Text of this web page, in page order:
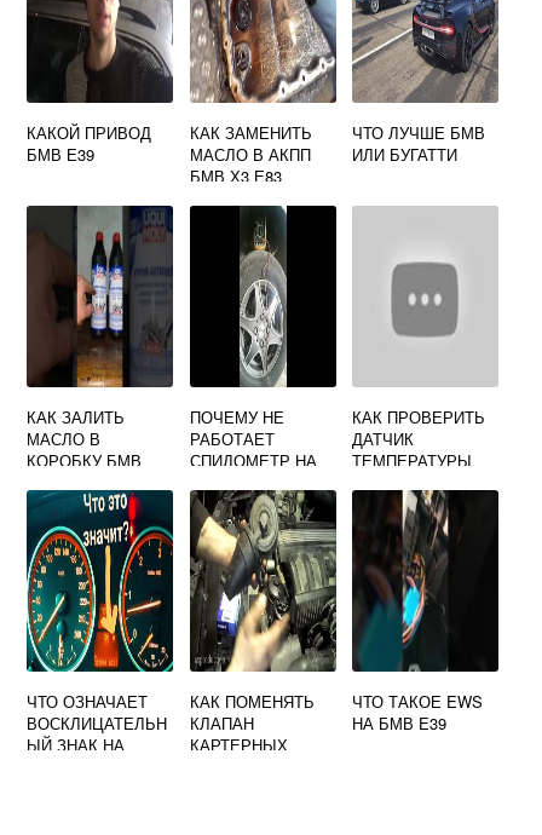
КАКОЙ ПРИВОД
БМВ Е39
КАК ЗАМЕНИТЬ
МАСЛО В АКПП
БМВ Х3 Е83
ЧТО ЛУЧШЕ БМВ
ИЛИ БУГАТТИ
КАК ЗАЛИТЬ
МАСЛО В
КОРОБКУ БМВ
ПОЧЕМУ НЕ
РАБОТАЕТ
СПИДОМЕТР НА
КАК ПРОВЕРИТЬ
ДАТЧИК
ТЕМПЕРАТУРЫ
ВОЗДУХА БМВ
Е39
ЧТО ОЗНАЧАЕТ
ВОСКЛИЦАТЕЛЬН
ЫЙ ЗНАК НА
КАК ПОМЕНЯТЬ
КЛАПАН
КАРТЕРНЫХ
ЧТО ТАКОЕ EWS
НА БМВ E39